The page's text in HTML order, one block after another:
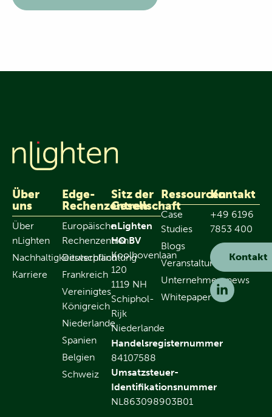
Über
uns
Über
nLighten
Nachhaltigkeitsverpflichtung
Karriere
Edge-
Rechenzentren
Europäische
Rechenzentren
Deutschland
Frankreich
Vereinigtes
Königreich
Niederlande
Spanien
Belgien
Schweiz
Sitz der
Gesellschaft
nLighten
HQ BV
Koolhovenlaan
120
1119 NH
Schiphol-
Rijk
Niederlande
Handelsregisternummer
84107588
Umsatzsteuer-
Identifikationsnummer
NL863098903B01
Ressourcen
Case
Studies
Blogs
Veranstaltungen
Unternehmensnews
Whitepaper
Kontakt
+49 6196
7853 400
Kontakt